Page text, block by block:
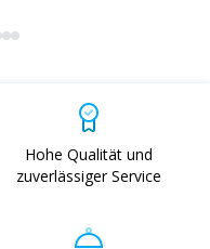
Hohe Qualität und
zuverlässiger Service